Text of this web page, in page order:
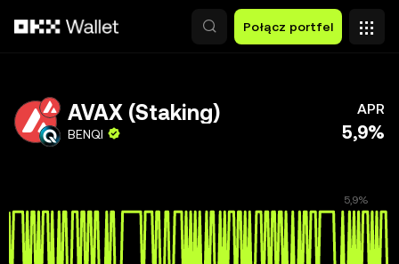
Połącz portfel
AVAX (Staking)
BENQI
APR
5,9%